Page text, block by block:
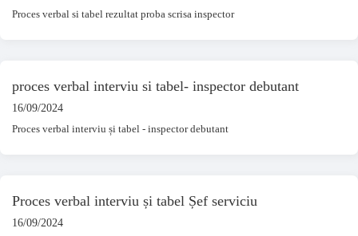
Proces verbal si tabel rezultat proba scrisa inspector
proces verbal interviu si tabel- inspector debutant
16/09/2024
Proces verbal interviu și tabel - inspector debutant
Proces verbal interviu și tabel Șef serviciu
16/09/2024